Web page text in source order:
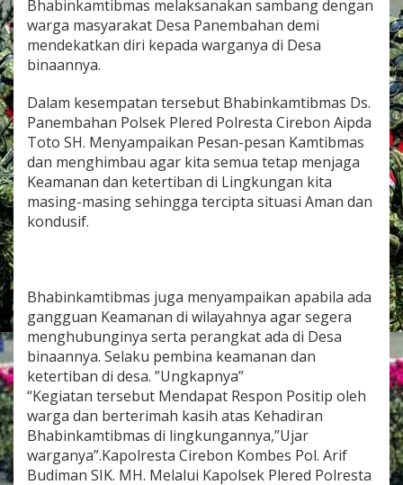
P
L
E
D
P
O
L
R
E
S
R
E
B
O
N
S
A
M
B
A
N
G
Bhabinkamtibmas melaksanakan sambang dengan
warga masyarakat Desa Panembahan demi
mendekatkan diri kepada warganya di Desa
binaannya.
Dalam kesempatan tersebut Bhabinkamtibmas Ds.
Panembahan Polsek Plered Polresta Cirebon Aipda
Toto SH. Menyampaikan Pesan-pesan Kamtibmas
dan menghimbau agar kita semua tetap menjaga
Keamanan dan ketertiban di Lingkungan kita
masing-masing sehingga tercipta situasi Aman dan
kondusif.
Bhabinkamtibmas juga menyampaikan apabila ada
gangguan Keamanan di wilayahnya agar segera
menghubunginya serta perangkat ada di Desa
binaannya. Selaku pembina keamanan dan
ketertiban di desa. ”Ungkapnya”
“Kegiatan tersebut Mendapat Respon Positip oleh
warga dan berterimah kasih atas Kehadiran
Bhabinkamtibmas di lingkungannya,”Ujar
warganya”.Kapolresta Cirebon Kombes Pol. Arif
Budiman SIK. MH. Melalui Kapolsek Plered Polresta